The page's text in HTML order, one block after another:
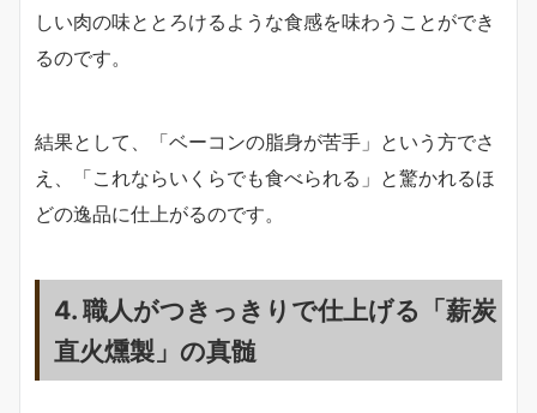
しい肉の味ととろけるような食感を味わうことができ
るのです。
結果として、「ベーコンの脂身が苦手」という方でさ
え、「これならいくらでも食べられる」と驚かれるほ
どの逸品に仕上がるのです。
4. 職人がつきっきりで仕上げる「薪炭
直火燻製」の真髄